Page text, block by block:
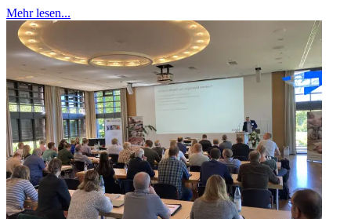
Mehr lesen...